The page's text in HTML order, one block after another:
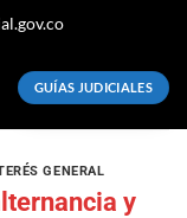
GUÍAS JUDICIALES
GENERAL
y